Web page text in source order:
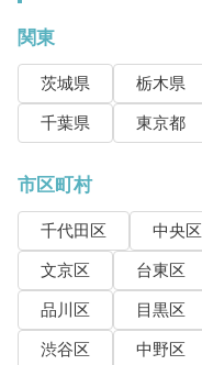
関東
茨城県 栃木県
千葉県
東京都
市区町村
千代田区 中央区
文京区
台東区
品川区
目黒区
渋谷区
中野区